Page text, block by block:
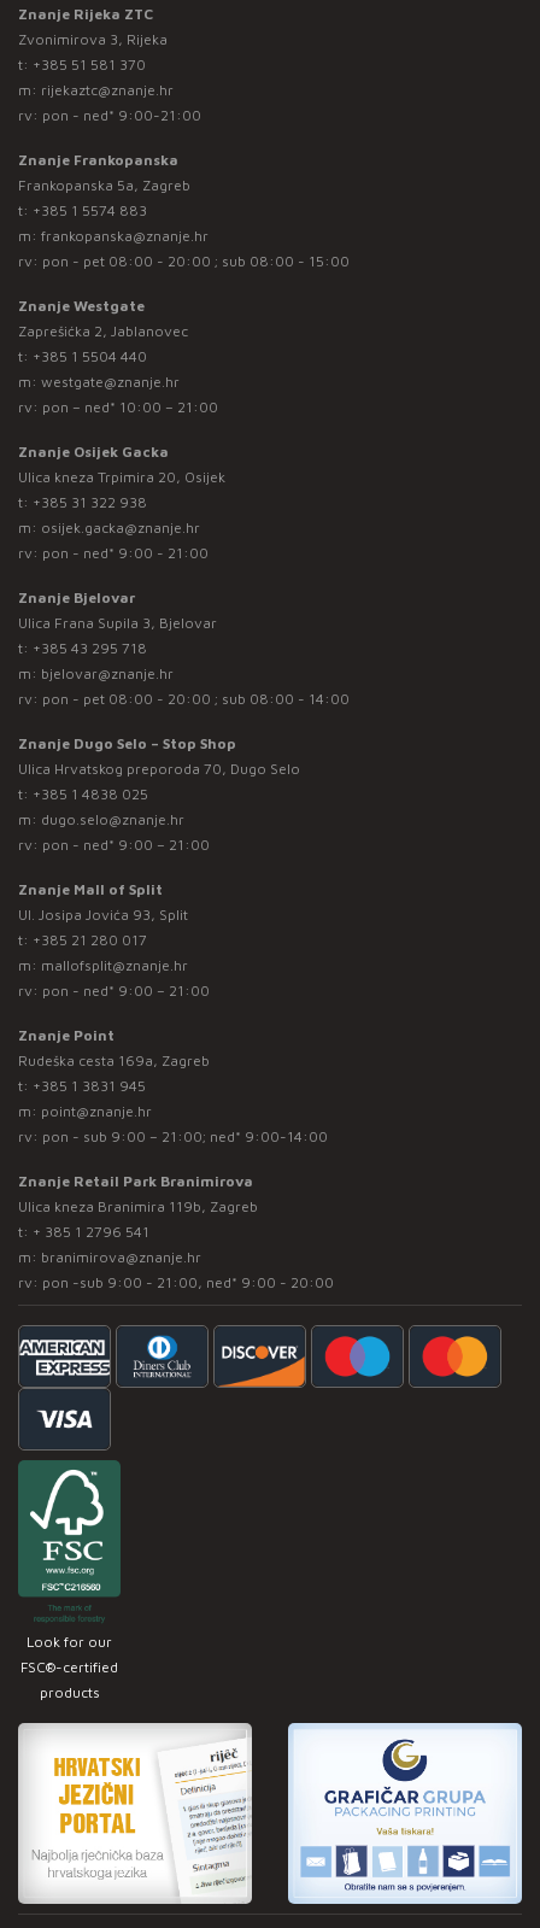
Znanje Rijeka ZTC
Zvonimirova 3, Rijeka
t: +385 51 581 370
m: rijekaztc@znanje.hr
rv: pon - ned* 9:00-21:00
Znanje Frankopanska
Frankopanska 5a, Zagreb
t: +385 1 5574 883
m: frankopanska@znanje.hr
rv: pon - pet 08:00 - 20:00 ; sub 08:00 - 15:00
Znanje Westgate
Zaprešićka 2, Jablanovec
t: +385 1 5504 440
m: westgate@znanje.hr
rv: pon – ned* 10:00 – 21:00
Znanje Osijek Gacka
Ulica kneza Trpimira 20, Osijek
t: +385 31 322 938
m: osijek.gacka@znanje.hr
rv: pon - ned* 9:00 - 21:00
Znanje Bjelovar
Ulica Frana Supila 3, Bjelovar
t: +385 43 295 718
m: bjelovar@znanje.hr
rv: pon - pet 08:00 - 20:00 ; sub 08:00 - 14:00
Znanje Dugo Selo – Stop Shop
Ulica Hrvatskog preporoda 70, Dugo Selo
t: +385 1 4838 025
m: dugo.selo@znanje.hr
rv: pon - ned* 9:00 – 21:00
Znanje Mall of Split
Ul. Josipa Jovića 93, Split
t: +385 21 280 017
m: mallofsplit@znanje.hr
rv: pon - ned* 9:00 – 21:00
Znanje Point
Rudeška cesta 169a, Zagreb
t: +385 1 3831 945
m: point@znanje.hr
rv: pon - sub 9:00 – 21:00; ned* 9:00-14:00
Znanje Retail Park Branimirova
Ulica kneza Branimira 119b, Zagreb
t: + 385 1 2796 541
m: branimirova@znanje.hr
rv: pon -sub 9:00 - 21:00, ned* 9:00 - 20:00
Look for our
FSC®-certified
products